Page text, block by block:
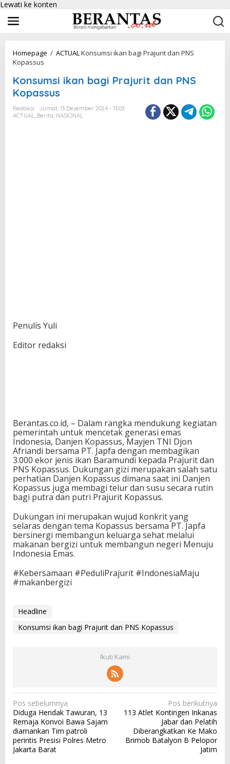
Lewati ke konten
Homepage / ACTUALKonsumsi ikan bagi Prajurit dan PNS
Kopassus
Konsumsi ikan bagi Prajurit dan PNS
Kopassus
Redaksi
Jumat, 13 Desember 2024 - 13:03
ACTUAL, Berita, NASIONAL
Penulis Yuli
Editor redaksi
Berantas.co.id, – Dalam rangka mendukung kegiatan
pemerintah untuk mencetak generasi emas
Indonesia, Danjen Kopassus, Mayjen TNI Djon
Afriandi bersama PT. Japfa dengan membagikan
3.000 ekor jenis ikan Baramundi kepada Prajurit dan
PNS Kopassus. Dukungan gizi merupakan salah satu
perhatian Danjen Kopassus dimana saat ini Danjen
Kopassus juga membagi telur dan susu secara rutin
bagi putra dan putri Prajurit Kopassus.
Dukungan ini merupakan wujud konkrit yang
selaras dengan tema Kopassus bersama PT. Japfa
bersinergi membangun keluarga sehat melalui
makanan bergizi untuk membangun negeri Menuju
Indonesia Emas.
#Kebersamaan #PeduliPrajurit #IndonesiaMaju
#makanbergizi
Headline
Konsumsi ikan bagi Prajurit dan PNS Kopassus
Ikuti Kami
N
a
v
i
Pos sebelumnya
Diduga Hendak Tawuran, 13
Remaja Konvoi Bawa Sajam
diamankan Tim patroli
perintis Presisi Polres Metro
Jakarta Barat
Pos berikutnya
113 Atlet Kontingen Inkanas
Jabar dan Pelatih
Diberangkatkan Ke Mako
Brimob Batalyon B Pelopor
Jatim